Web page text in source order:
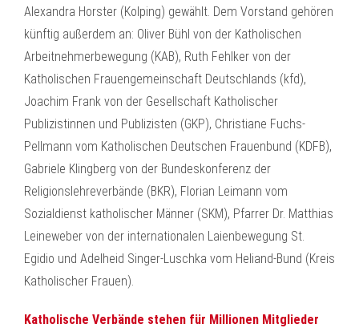
Alexandra Horster (Kolping) gewählt. Dem Vorstand gehören
künftig außerdem an: Oliver Bühl von der Katholischen
Arbeitnehmerbewegung (KAB), Ruth Fehlker von der
Katholischen Frauengemeinschaft Deutschlands (kfd),
Joachim Frank von der Gesellschaft Katholischer
Publizistinnen und Publizisten (GKP), Christiane Fuchs-
Pellmann vom Katholischen Deutschen Frauenbund (KDFB),
Gabriele Klingberg von der Bundeskonferenz der
Religionslehreverbände (BKR), Florian Leimann vom
Sozialdienst katholischer Männer (SKM), Pfarrer Dr. Matthias
Leineweber von der internationalen Laienbewegung St.
Egidio und Adelheid Singer-Luschka vom Heliand-Bund (Kreis
Katholischer Frauen).
Katholische Verbände stehen für Millionen Mitglieder